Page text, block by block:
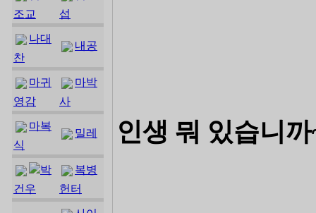
조교
섭
나대
찬
내공
마귀
영감
마박
사
마복
식
밀레
박
건우
복병
헌터
인생 뭐 있습니까